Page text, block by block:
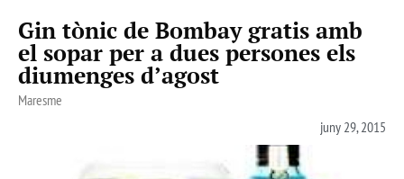
Gin tònic de Bombay gratis amb
el sopar per a dues persones els
diumenges d’agost
Maresme
juny 29, 2015